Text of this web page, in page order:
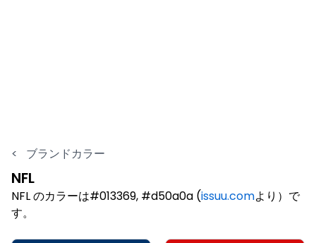
< ブランドカラー
NFL
NFL のカラーは#013369, #d50a0a (issuu.comより）で
す。